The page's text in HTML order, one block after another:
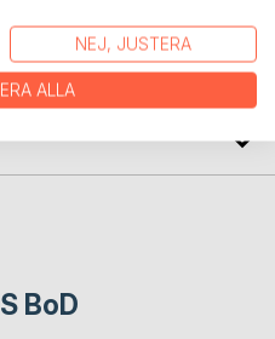
BoD
NEJ, JUSTERA
ALLA